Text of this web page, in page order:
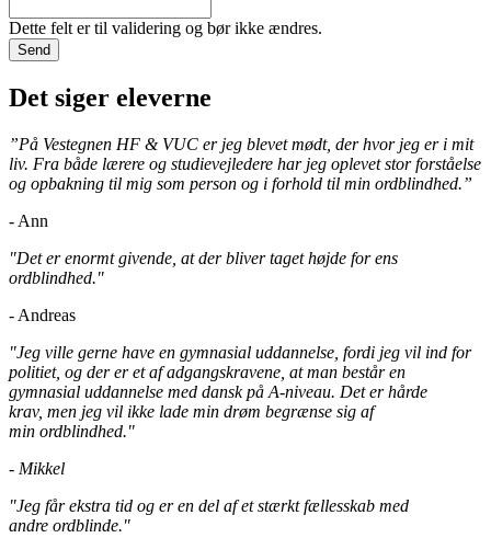
Dette felt er til validering og bør ikke ændres.
Det siger eleverne
”På Vestegnen HF & VUC er jeg blevet mødt, der hvor jeg er i mit
liv. Fra både lærere og studievejledere har jeg oplevet stor forståelse
og opbakning til mig som person og i forhold til min ordblindhed.”
- Ann
"Det er enormt givende, at der bliver taget højde for ens
ordblindhed."
- Andreas
"Jeg ville gerne have en gymnasial uddannelse, fordi jeg vil ind for
politiet, og der er et af adgangskravene, at man består en
gymnasial uddannelse med dansk på A-niveau. Det er hårde
krav, men jeg vil ikke lade min drøm begrænse sig af
min ordblindhed."
- Mikkel
"Jeg får ekstra tid og eren del af et stærktfællesskab med
andre ordblinde."